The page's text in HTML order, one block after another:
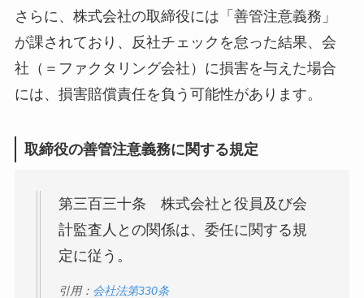
さらに、株式会社の取締役には「善管注意義務」
が課されており、反社チェックを怠った結果、会
社（＝ファクタリング会社）に損害を与えた場合
には、損害賠償責任を負う可能性があります。
取締役の善管注意義務に関する規定
第三百三十条 株式会社と役員及び会
計監査人との関係は、委任に関する規
定に従う。
引用： 会社法第330条